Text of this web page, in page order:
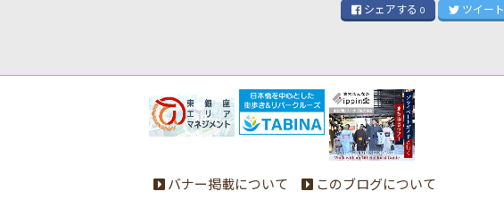
シェアする 0 ツイート
バナー掲載について
このブログについて